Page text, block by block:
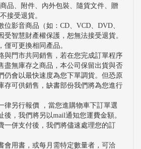
品、附件、內外包裝、隨貨文件、贈
接受退貨。
位影音商品（如：CD、VCD、DVD、
受智慧財產權保護，恕無法接受退貨。
僅可更換相同產品。
與門市共同銷售，若在您完成訂單程序
盡無庫存之商品，本公司保留出貨與否
仍會以最快速度為您下單調貨。但恐原
存可供銷售，缺書部份我們將為您進行
律另行報價 ，當您進購物車下訂單選
後，我們將另以mail通知您運費金額。
一併支付後，我們將儘速處理您的訂
會用書，或每月需特定數量者，可洽